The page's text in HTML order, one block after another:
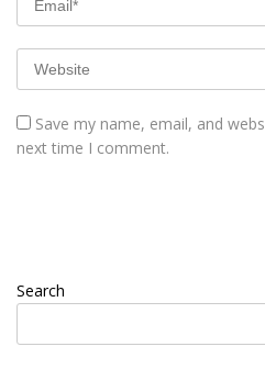
Save my name, email, and
next time I comment.
Search